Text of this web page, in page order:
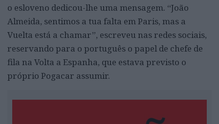
o esloveno dedicou-lhe uma mensagem. “João
Almeida, sentimos a tua falta em Paris, mas a
Vuelta está a chamar”, escreveu nas redes sociais,
reservando para o português o papel de chefe de
fila na Volta a Espanha, que estava previsto o
próprio Pogacar assumir.